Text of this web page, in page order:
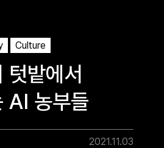
Culture
텃밭에서
AI 농부들
2021.11.03